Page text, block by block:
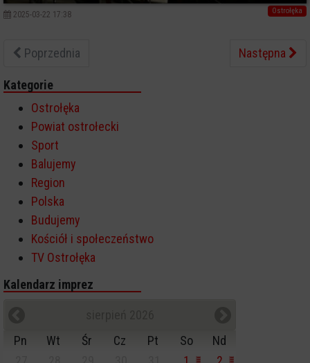
Ostrołęka
2025-03-22 17:38
Poprzednia Następna
Kategorie
Ostrołęka
Powiat ostrołecki
Sport
Balujemy
Region
Polska
Budujemy
Kościół i społeczeństwo
TV Ostrołęka
Kalendarz imprez
Pn
Wt Śr Cz Pt So
Nd